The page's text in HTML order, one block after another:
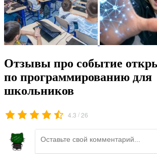
Отзывы про событие
по программированию для
школьников
4.3 /26